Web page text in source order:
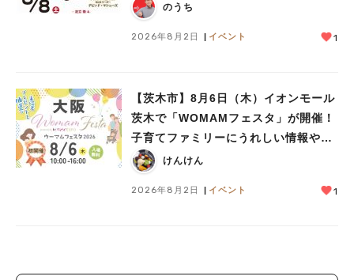
のうち
2026年8月2日 イベント 1
【茨木市】8月6日（木）イオンモール
茨木で「WOMAMフェスタ」が開催！
子育てファミリーにうれしい情報やプ
レゼントがいっぱい♪
けんけん
2026年8月2日 イベント 1